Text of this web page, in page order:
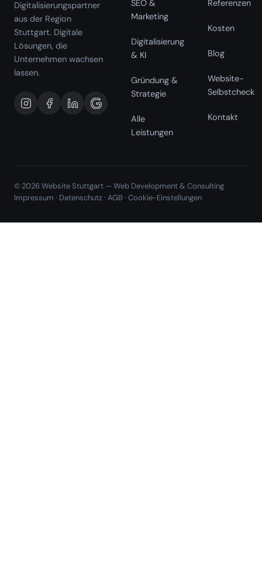
Digitalisierungspartner
aus der Region
Stuttgart. Digitale
Lösungen, die
Unternehmen wachsen
lassen.
SEO &
Marketing
Digitalisierung
& KI
Gründung &
Strategie
Alle
Leistungen
Referenzen
Kosten
Blog
Website-
Selbstcheck
Kontakt
© 2026 Website Stuttgart — Web Development & Consulting
Impressum · Datenschutz· AGB · Cookie-Einstellungen